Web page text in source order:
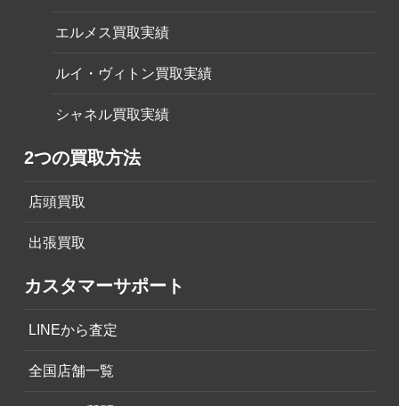
エルメス買取実績
ルイ・ヴィトン買取実績
シャネル買取実績
2つの買取方法
店頭買取
出張買取
カスタマーサポート
LINEから査定
全国店舗一覧